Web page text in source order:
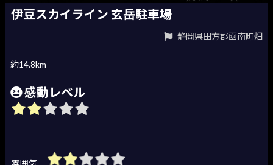
伊豆スカイライン 玄岳駐車場
静岡県田方郡函南町畑
約14.8km
感動レベル
雰囲気